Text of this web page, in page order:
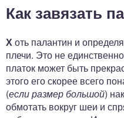
Как завязать
Хоть палантин и
плечи. Это не
платок может быть
этого его скорее всего
(если размер большой)
обмотать вокруг шеи и